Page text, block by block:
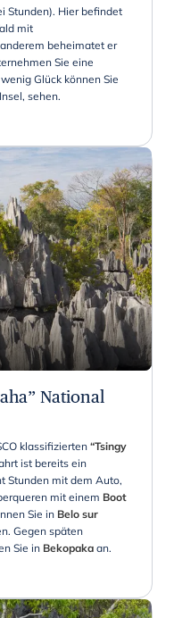
Stunden). Hier befindet
mit
beheimatet er
Sie eine
Glück können Sie
sehen.
National
klassifizierten “Tsingy
ist bereits ein
Stunden mit dem Auto,
mit einem Boot
Sie in Belo sur
Gegen späten
Sie in Bekopaka an.